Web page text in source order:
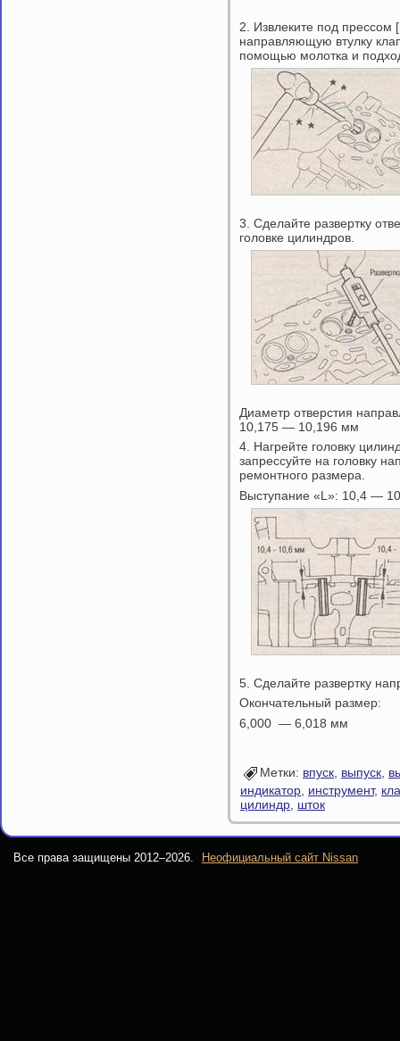
2. Извлеките под
направляющую втулку
помощью молотка и
3. Сделайте развертку
головке цилиндров.
Диаметр отверстия
10,175 — 10,196 мм
4. Нагрейте головку
запрессуйте на головку
ремонтного размера.
Выступание «L»: 10,4 —
5. Сделайте развертку
Окончательный размер:
6,000 — 6,018 мм
Метки: впуск выпуск
индикатор инструмент,
цилиндр шток
Все права защищены 2012–2026. Неофициальный сайт Nissan